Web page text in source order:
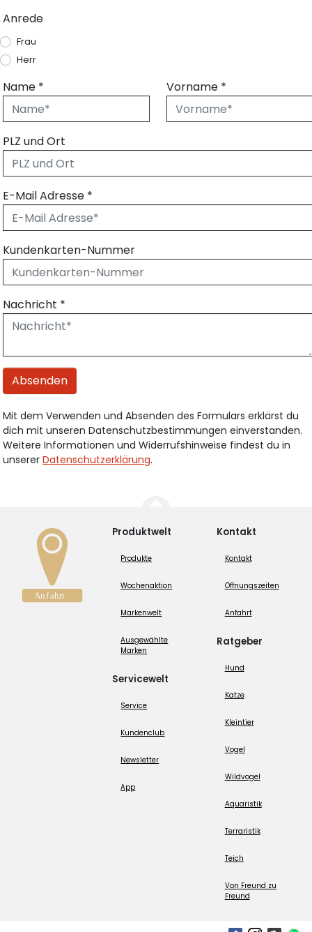
Anrede
Frau
Herr
Name * Vorname *
PLZ und Ort
E-Mail Adresse *
Kundenkarten-Nummer
Nachricht *
Absenden
Mit dem Verwenden und Absenden des Formulars erklärst du
dich mit unseren Datenschutzbestimmungen einverstanden.
Weitere Informationen und Widerrufshinweise findest du in
unsererDatenschutzerklärung.
Produktwelt
Produkte
Wochenaktion
Markenwelt
Ausgewählte
Marken
Servicewelt
Service
Kundenclub
Newsletter
App
Kontakt
Kontakt
Öffnungszeiten
Anfahrt
Ratgeber
Hund
Katze
Kleintier
Vogel
Wildvogel
Aquaristik
Terraristik
Teich
Von Freund zu
Freund